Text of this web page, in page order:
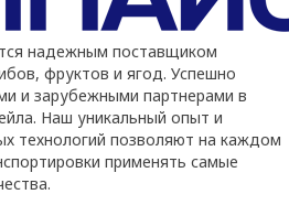
надежным поставщиком
фруктов и ягод. Успешно
и зарубежными партнерами в
Наш уникальный опыт и
технологий позволяют на каждом
применять самые